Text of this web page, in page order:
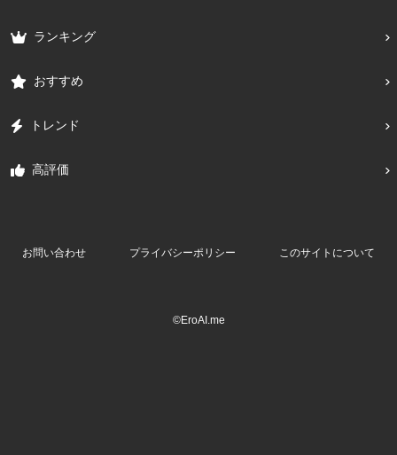
ランキング
おすすめ
トレンド
高評価
お問い合わせ プライバシーポリシー このサイトについて
©EroAI.me